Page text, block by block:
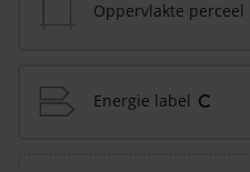
Oppervlakte perceel
Energie label C